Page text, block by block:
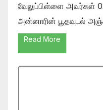
வேலுப்பிள்ளை அவர்கள்
அன்னாரின் பூதவுடல்
Read More